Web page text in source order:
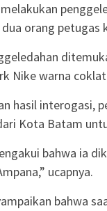
orang petugas
Nike warna
hasil interogasi,
Kota Batam
bahwa ia
ucapnya.
bahwa